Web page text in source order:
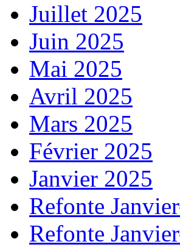
Juillet 2025
Juin 2025
Mai 2025
Avril 2025
Mars 2025
Février 2025
Janvier 2025
Refonte
Refonte